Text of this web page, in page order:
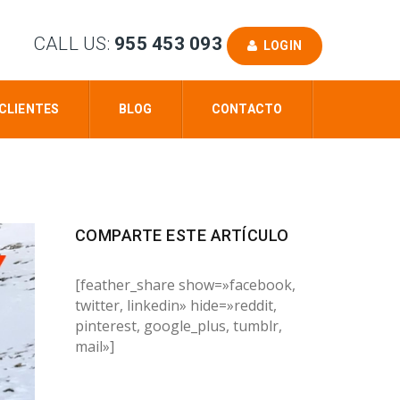
CALL US: 955 453 093 LOGIN
BLOG CONTACTO
COMPARTE ESTE ARTÍCULO
[feather_share show=»facebook,
twitter, linkedin» hide=»reddit,
pinterest, google_plus, tumblr,
mail»]